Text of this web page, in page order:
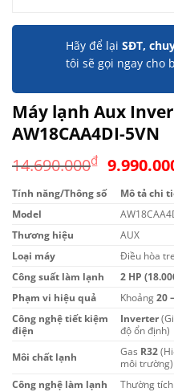
Hãy để lại SĐT,
tôi sẽ gọi ngay cho
Máy lạnh Aux
AW18CAA4DI-5VN
14.690.000₫ Giá
gốc
là:
Tính năng/Thông số
Mô tả chi
Model
Thương hiệu
AUX
Loại máy
Điều hòa
Công suất làm lạnh
2 HP
Phạm vi hiệu quả
Khoảng20
Công nghệ tiết kiệm
điện
Inverter
độ ổn định)
Môi chất lạnh Gas R32
môi trường)
Công nghệ làm lạnh
Thường